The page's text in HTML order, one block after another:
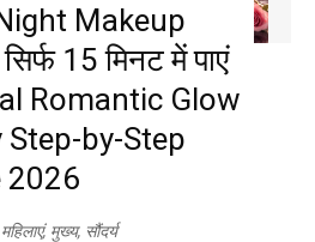
Makeup
15 मिनट में पाएं
Romantic Glow
Step-by-Step
2026
महिलाएं, मुख्य, सौंदर्य